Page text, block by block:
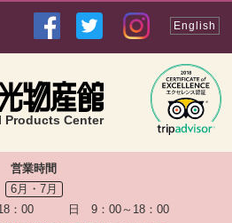
Products Center
English
営業時間
6月・7月
18：00 日 9：00～18：00